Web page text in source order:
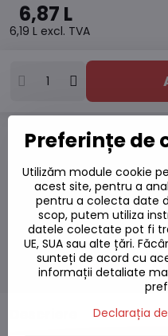
6,87 L
6,19 L excl. TVA
Adaugă la favorite
Adăugați la listă
Watchdog
Livrări
Număr depozit:
Producător:
Preferințe
Utilizăm module cookie
acest site, pentru a
pentru a colecta date
scop, putem utiliza
datele colectate pot fi
UE, SUA sau alte țări.
sunteți de acord cu
informații detaliate
Declarația